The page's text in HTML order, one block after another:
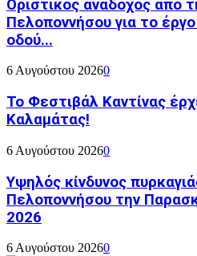
Οριστικός ανάδοχος από
Πελοποννήσου για το
οδού...
6 Αυγούστου 20260
Το Φεστιβάλ Καντίνας
Καλαμάτας!
6 Αυγούστου 20260
Υψηλός κίνδυνος
Πελοποννήσου την
2026
6 Αυγούστου 20260